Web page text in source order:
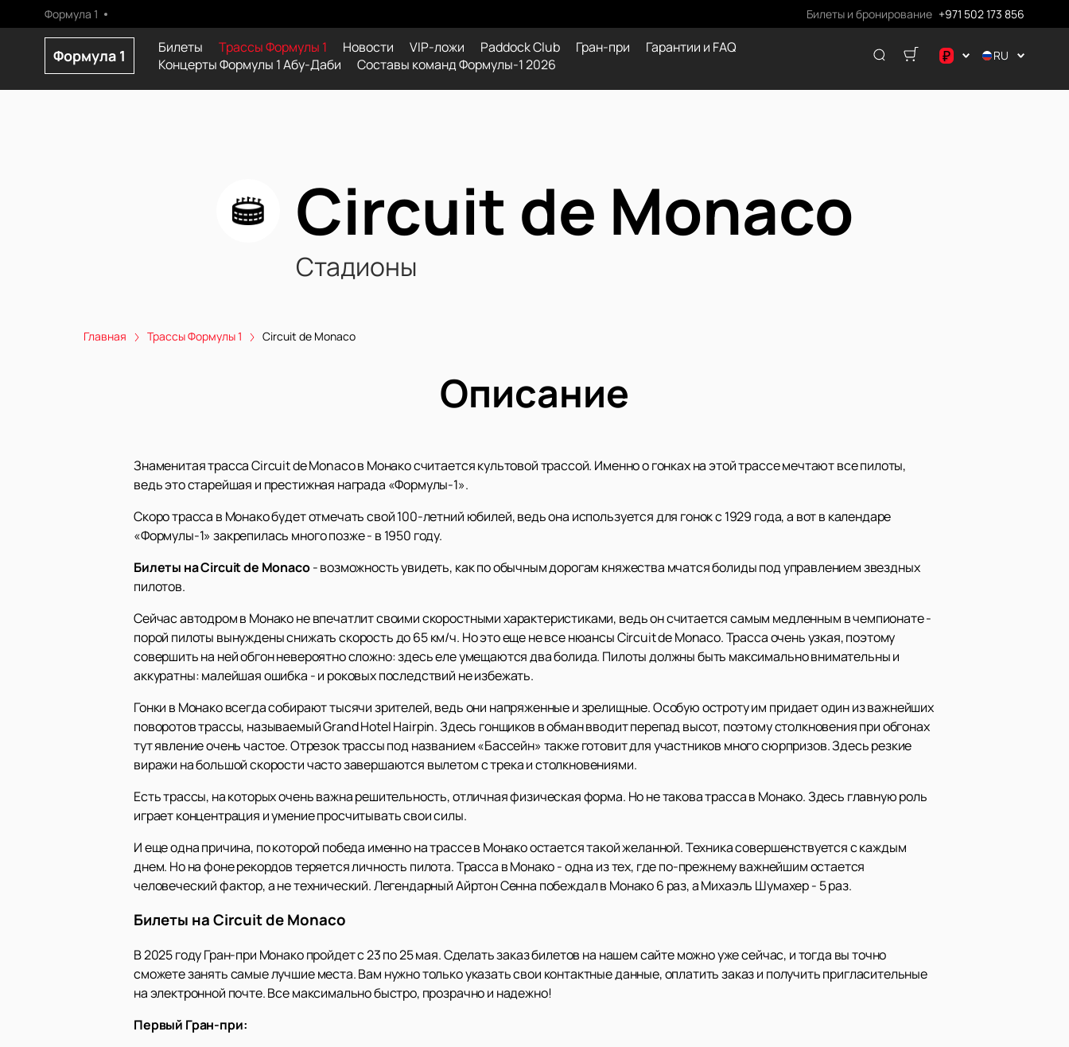
Формула 1 Билеты и бронирование +971 502 173 856
Формула 1 Билеты Трассы Формулы 1 Новости VIP-ложи Paddock Club Гран-при
Гарантии и FAQ
Концерты Формулы 1 Абу-Даби
Составы команд Формулы-1 2026 ₽
.د.ب
RU
Circuit de Monaco
Стадионы
Главная Трассы Формулы 1 Circuit de Monaco
Описание
Знаменитая трасса Circuit de Monaco в Монако считается культовой трассой. Именно о гонках на этой трассе мечтают все пилоты,
ведь это старейшая и престижная награда «Формулы-1».
Скоро трасса в Монако будет отмечать свой 100-летний юбилей, ведь она используется для гонок с 1929 года, а вот в календаре
«Формулы-1» закрепилась много позже - в 1950 году.
Билеты на Circuit de Monaco- возможность увидеть, как по обычным дорогам княжества мчатся болиды под управлением звездных
пилотов.
Сейчас автодром в Монако не впечатлит своими скоростными характеристиками, ведь он считается самым медленным в чемпионате -
порой пилоты вынуждены снижать скорость до 65 км/ч. Но это еще не все нюансы Circuit de Monaco. Трасса очень узкая, поэтому
совершить на ней обгон невероятно сложно: здесь еле умещаются два болида. Пилоты должны быть максимально внимательны и
аккуратны: малейшая ошибка - и роковых последствий не избежать.
Гонки в Монако всегда собирают тысячи зрителей, ведь они напряженные и зрелищные. Особую остроту им придает один из важнейших
поворотов трассы, называемый Grand Hotel Hairpin. Здесь гонщиков в обман вводит перепад высот, поэтому столкновения при обгонах
тут явление очень частое. Отрезок трассы под названием «Бассейн» также готовит для участников много сюрпризов. Здесь резкие
виражи на большой скорости часто завершаются вылетом с трека и столкновениями.
Есть трассы, на которых очень важна решительность, отличная физическая форма. Но не такова трасса в Монако. Здесь главную роль
играет концентрация и умение просчитывать свои силы.
И еще одна причина, по которой победа именно на трассе в Монако остается такой желанной. Техника совершенствуется с каждым
днем. Но на фоне рекордов теряется личность пилота. Трасса в Монако - одна из тех, где по-прежнему важнейшим остается
человеческий фактор, а не технический. Легендарный Айртон Сенна побеждал в Монако 6 раз, а Михаэль Шумахер - 5 раз.
Билеты на Circuit de Monaco
В 2025 году Гран-при Монако пройдет с 23 по 25 мая. Сделать заказ билетов на нашем сайте можно уже сейчас, и тогда вы точно
сможете занять самые лучшие места. Вам нужно только указать свои контактные данные, оплатить заказ и получить пригласительные
на электронной почте. Все максимально быстро, прозрачно и надежно!
Первый Гран-при: